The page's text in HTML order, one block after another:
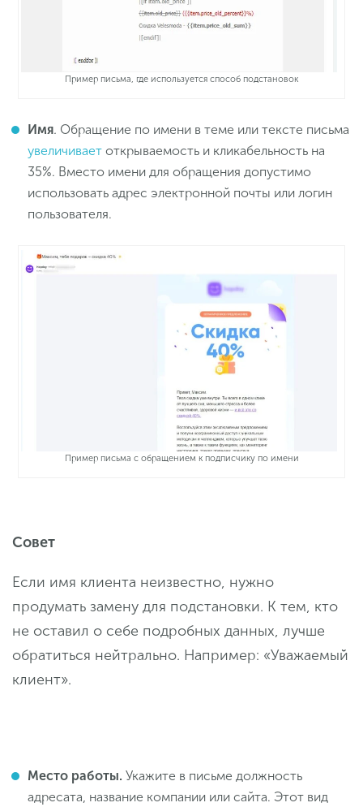
Пример письма, где используется способ подстановок
Имя. Обращение по имени в теме или тексте письма
увеличивает открываемость и кликабельность на
35%. Вместо имени для обращения допустимо
использовать адрес электронной почты или логин
пользователя.
Пример письма с обращением к подписчику по имени
Совет
Если имя клиента неизвестно, нужно
продумать замену для подстановки. К тем, кто
не оставил о себе подробных данных, лучше
обратиться нейтрально. Например: «Уважаемый
клиент».
Место работы. Укажите в письме должность
адресата, название компании или сайта. Этот вид